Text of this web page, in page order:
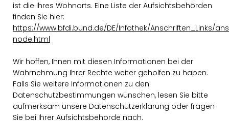
ist die Ihres Wohnorts. Eine Liste der Aufsichtsbehörden
finden Sie hier:
https://www.bfdi.bund.de/DE/Infothek/Anschriften_Links/
node.html
Wir hoffen, Ihnen mit diesen Informationen bei der
Wahrnehmung Ihrer Rechte weiter geholfen zu haben.
Falls Sie weitere Informationen zu den
Datenschutzbestimmungen wünschen, lesen Sie bitte
aufmerksam unsere Datenschutzerklärung oder fragen
Sie bei Ihrer Aufsichtsbehörde nach.